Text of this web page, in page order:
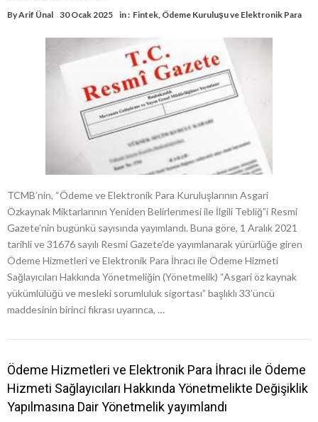
ByArif Ünal 30 Ocak 2025 in : Fintek, Ödeme Kuruluşu ve Elektronik Para
TCMB’nin, “Ödeme ve Elektronik Para Kuruluşlarının Asgari
Özkaynak Miktarlarının Yeniden Belirlenmesi ile İlgili Tebliğ”i Resmi
Gazete’nin bugünkü sayısında yayımlandı. Buna göre, 1 Aralık 2021
tarihli ve 31676 sayılı Resmi Gazete’de yayımlanarak yürürlüğe giren
Ödeme Hizmetleri ve Elektronik Para İhracı ile Ödeme Hizmeti
Sağlayıcıları Hakkında Yönetmeliğin (Yönetmelik) “Asgari öz kaynak
yükümlülüğü ve mesleki sorumluluk sigortası” başlıklı 33’üncü
maddesinin birinci fıkrası uyarınca, …
Ödeme Hizmetleri ve Elektronik Para İhracı ile Ödeme
Hizmeti Sağlayıcıları Hakkında Yönetmelikte Değişiklik
Yapılmasına Dair Yönetmelik yayımlandı